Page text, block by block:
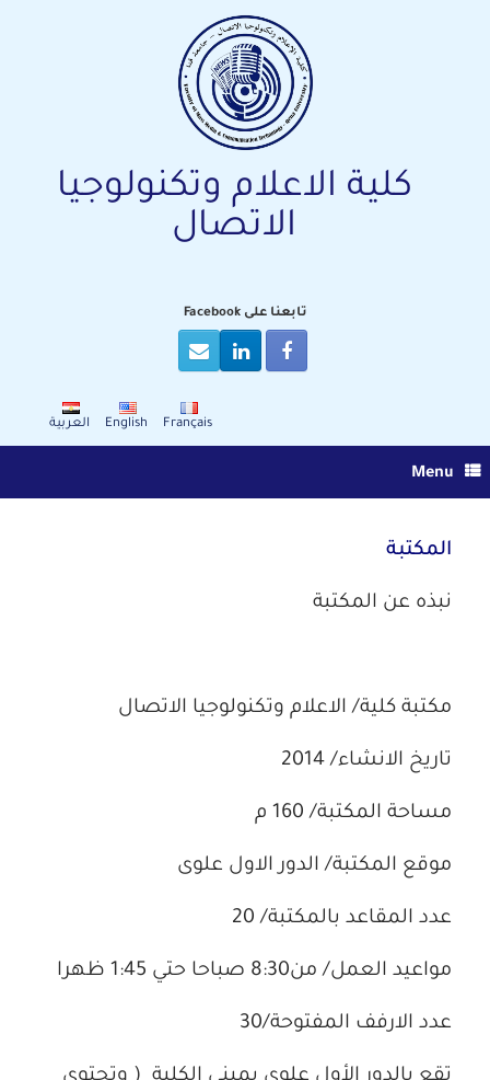
كلية الاعلام وتكنولوجيا
الاتصال
تابعنا على Facebook
العربية English Français
Menu
المكتبة
نبذه عن المكتبة
مكتبة كلية/ الاعلام وتكنولوجيا الاتصال
تاريخ الانشاء/ 2014
مساحة المكتبة/ 160 م
موقع المكتبة/ الدور الاول علوى
عدد المقاعد بالمكتبة/ 20
مواعيد العمل/ من8:30 صباحا حتي 1:45 ظهرا
عدد الارفف المفتوحة/30